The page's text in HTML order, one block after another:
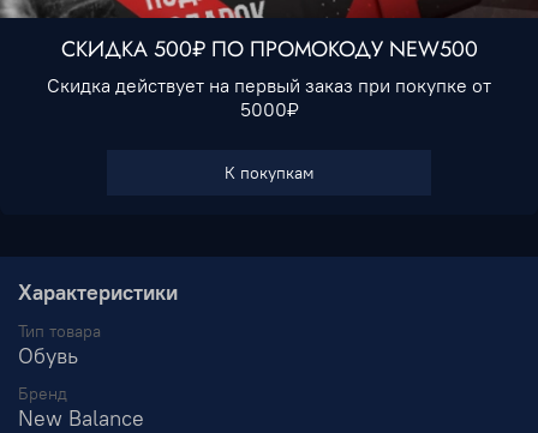
В корзину
Характеристики
Тип товара
Обувь
Бренд
New Balance
СКИДКА 500₽ ПО ПРОМОКОДУ NEW500
Скидка действует на первый заказ при покупке от
5000₽
К покупкам